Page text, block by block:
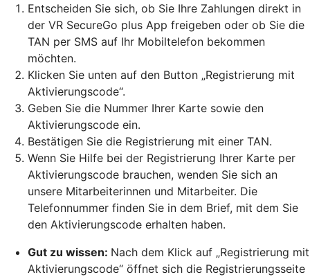
Entscheiden Sie sich, ob Sie Ihre Zahlungen direkt in
der VR SecureGo plus App freigeben oder ob Sie die
TAN per SMS auf Ihr Mobiltelefon bekommen
möchten.
Klicken Sie unten auf den Button „Registrierung mit
Aktivierungscode“.
Geben Sie die Nummer Ihrer Karte sowie den
Aktivierungscode ein.
Bestätigen Sie die Registrierung mit einer TAN.
Wenn Sie Hilfe bei der Registrierung Ihrer Karte per
Aktivierungscode brauchen, wenden Sie sich an
unsere Mitarbeiterinnen und Mitarbeiter. Die
Telefonnummer finden Sie in dem Brief, mit dem Sie
den Aktivierungscode erhalten haben.
Gut zu wissen: Nach dem Klick auf „Registrierung mit
Aktivierungscode“ öffnet sich die Registrierungsseite